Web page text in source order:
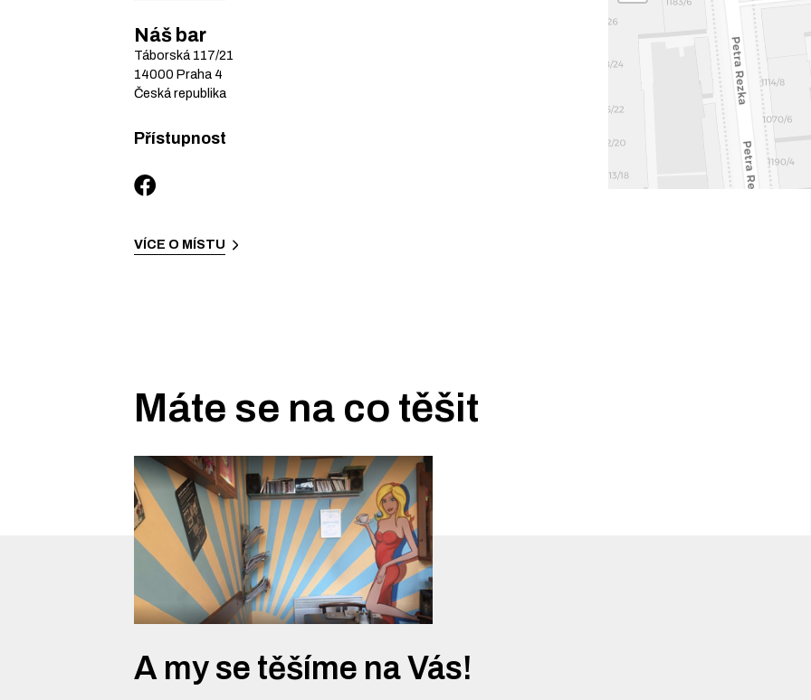
Náš bar
Táborská 117/21
14000 Praha 4
Česká republika
Přístupnost
VÍCE O MÍSTU
Máte se na co těšit
A my se těšíme na Vás!